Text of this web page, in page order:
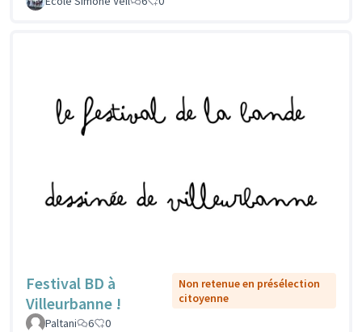
Festival BD à
Villeurbanne !
Non retenue en présélection
citoyenne
Paltani
6 0